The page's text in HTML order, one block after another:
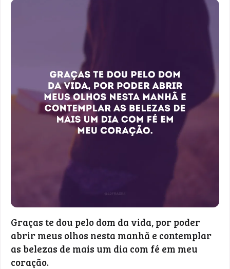
Graças te dou pelo dom da vida, por poder
abrir meus olhos nesta manhã e contemplar
as belezas de mais um dia com fé em meu
coração.